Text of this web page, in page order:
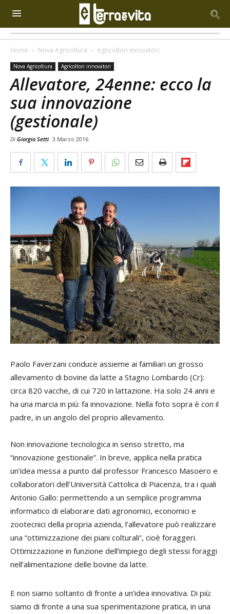
Home Nova Agricoltura Agricoltori innovatori
Nova Agricoltura Agricoltori innovatori
Allevatore, 24enne: ecco la
sua innovazione
(gestionale)
Di Giorgio Setti 3 Marzo 2016
Paolo Faverzani conduce assieme ai familiari un grosso
allevamento di bovine da latte a Stagno Lombardo (Cr):
circa 820 vacche, di cui 720 in lattazione. Ha solo 24 anni e
ha una marcia in più: fa innovazione. Nella foto sopra è con il
padre, in un angolo del proprio allevamento.
Non innovazione tecnologica in senso stretto, ma
“innovazione gestionale”. In breve, applica nella pratica
un’idea messa a punto dal professor Francesco Masoero e
collaboratori dell’Università Cattolica di Piacenza, tra i quali
Antonio Gallo: permettendo a un semplice programma
informatico di elaborare dati agronomici, economici e
zootecnici della propria azienda, l’allevatore può realizzare
una “ottimizzazione dei piani colturali”, cioè foraggeri.
Ottimizzazione in funzione dell’impiego degli stessi foraggi
nell’alimentazione delle bovine da latte.
E non siamo soltanto di fronte a un’idea innovativa. Di più:
siamo di fronte a una sua sperimentazione pratica, in una